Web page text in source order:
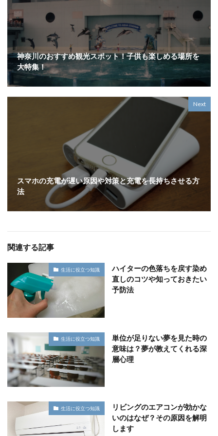
神奈川のおすすめ観光スポット！子供も楽しめる場所を
大特集！
Next
スマホの充電が遅い原因や対策と充電を長持ちさせる方
法
関連する記事
生活に役立つ知識
ハイターの色落ちを戻す染め
直しのコツや知っておきたい
予防法
生活に役立つ知識
単位が足りない夢を見た時の
意味は？夢が教えてくれる深
層心理
生活に役立つ知識
リビングのエアコンが効かな
いのはなぜ？その原因を解明
します